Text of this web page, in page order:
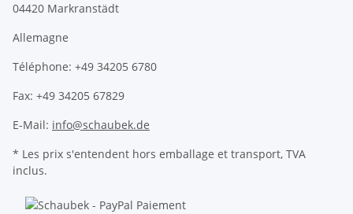
04420 Markranstädt
Allemagne
Téléphone: +49 34205 6780
Fax: +49 34205 67829
E-Mail: info@schaubek.de
* Les prix s'entendent hors emballage et transport, TVA
inclus.